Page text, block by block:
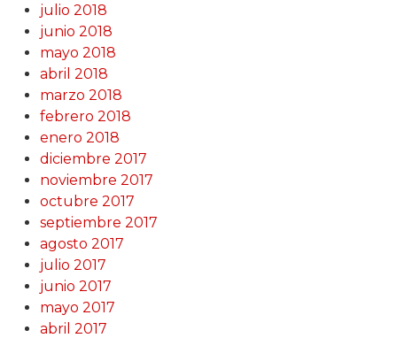
julio 2018
junio 2018
mayo 2018
abril 2018
marzo 2018
febrero 2018
enero 2018
diciembre 2017
noviembre 2017
octubre 2017
septiembre 2017
agosto 2017
julio 2017
junio 2017
mayo 2017
abril 2017